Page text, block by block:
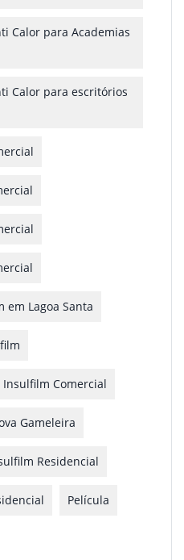
Calor para Academias
Calor para escritórios
em Lagoa Santa
Insulfilm Comercial
Gameleira
Residencial
Película